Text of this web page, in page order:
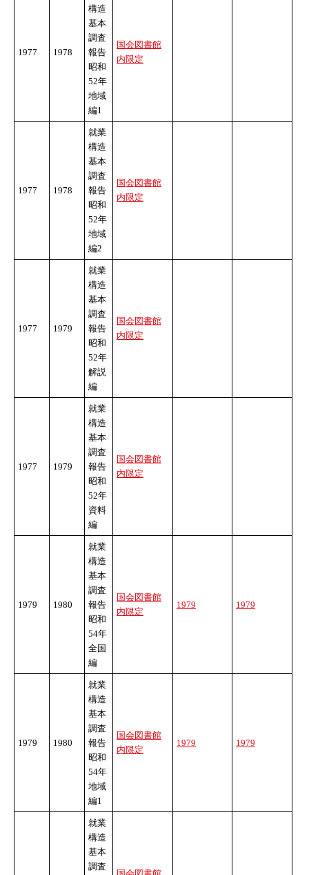
1977 1978
構造
基本
調査
報告
昭和
52年
地域
編1
国会図書館
内限定
1977 1978
就業
構造
基本
調査
報告
昭和
52年
地域
編2
国会図書館
内限定
1977 1979
就業
構造
基本
調査
報告
昭和
52年
解説
編
国会図書館
内限定
1977 1979
就業
構造
基本
調査
報告
昭和
52年
資料
編
国会図書館
内限定
1979 1980
就業
構造
基本
調査
報告
昭和
54年
全国
編
国会図書館
内限定
1979 1979
1979 1980
就業
構造
基本
調査
報告
昭和
54年
地域
編1
国会図書館
内限定
1979 1979
就業
構造
基本
調査